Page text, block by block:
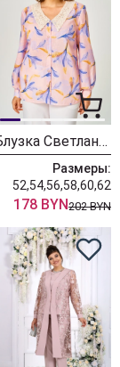
Блузка Светлана-Стиль 2304 розовый
Размеры:
52,54,56,58,60,62
178 BYN202 BYN